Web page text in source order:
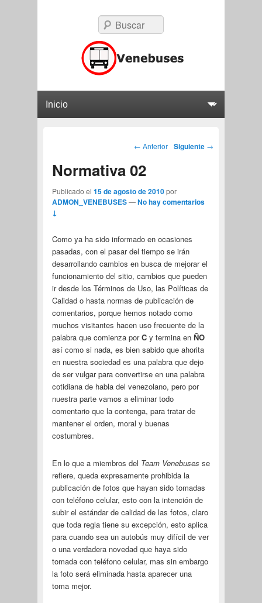
Blog Venebuses.com
Buscar
Navegación por las
← Anterior Siguiente →
Normativa 02
Publicado el 15 de agosto de 2010por
ADMON_VENEBUSES—No hay comentarios
↓
Como ya ha sido informado en ocasiones
pasadas, con el pasar del tiempo se irán
desarrollando cambios en busca de mejorar el
funcionamiento del sitio, cambios que pueden
ir desde los Términos de Uso, las Políticas de
Calidad o hasta normas de publicación de
comentarios, porque hemos notado como
muchos visitantes hacen uso frecuente de la
palabra que comienza porCy termina enÑO
así como si nada, es bien sabido que ahorita
en nuestra sociedad es una palabra que dejo
de ser vulgar para convertirse en una palabra
cotidiana de habla del venezolano, pero por
nuestra parte vamos a eliminar todo
comentario que la contenga, para tratar de
mantener el orden, moral y buenas
costumbres.
En lo que a miembros del Team Venebuses se
refiere, queda expresamente prohibida la
publicación de fotos que hayan sido tomadas
con teléfono celular, esto con la intención de
subir el estándar de calidad de las fotos, claro
que toda regla tiene su excepción, esto aplica
para cuando sea un autobús muy difícil de ver
o una verdadera novedad que haya sido
tomada con teléfono celular, mas sin embargo
la foto será eliminada hasta aparecer una
toma mejor.